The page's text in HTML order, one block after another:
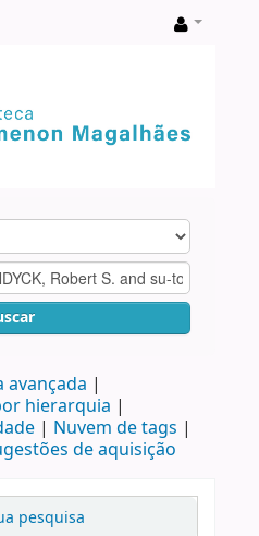
avançada
hierarquia
Nuvem de tags
de aquisição
pesquisa